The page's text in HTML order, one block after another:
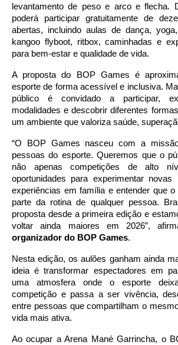
levantamento de peso e arco e flecha.
poderá participar gratuitamente de
abertas, incluindo aulas de dança,
kangoo flyboot, ritbox, caminhadas e
para bem-estar e qualidade de vida.
A proposta do BOP Games é
esporte de forma acessível e inclusiva.
público é convidado a participar,
modalidades e descobrir diferentes
um ambiente que valoriza saúde,
“O BOP Games nasceu com a
pessoas do esporte. Queremos que o
não apenas competições de alto
oportunidades para experimentar novas
experiências em família e entender que
parte da rotina de qualquer pessoa.
proposta desde a primeira edição e
voltar ainda maiores em 2026”,
organizador do BOP Games.
Nesta edição, os aulões ganham ainda
ideia é transformar espectadores em
uma atmosfera onde o esporte
competição e passa a ser vivência,
entre pessoas que compartilham o
vida mais ativa.
Ao ocupar a Arena Mané Garrincha, o